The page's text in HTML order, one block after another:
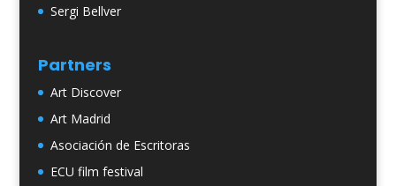
Sergi Bellver
Partners
Art Discover
Art Madrid
Asociación de Escritoras
ECU film festival